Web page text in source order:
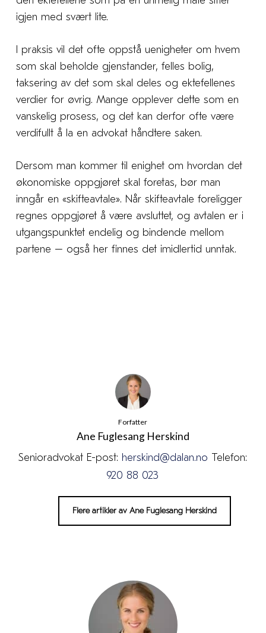
igjen med svært lite.
I praksis vil det ofte oppstå uenigheter om hvem
som skal beholde gjenstander, felles bolig,
taksering av det som skal deles og ektefellenes
verdier for øvrig. Mange opplever dette som en
vanskelig prosess, og det kan derfor ofte være
verdifullt å la en advokat håndtere saken.
Dersom man kommer til enighet om hvordan det
økonomiske oppgjøret skal foretas, bør man
inngår en «skifteavtale». Når skifteavtale foreligger
regnes oppgjøret å være avsluttet, og avtalen er i
utgangspunktet endelig og bindende mellom
partene – også her finnes det imidlertid unntak.
Forfatter
Ane Fuglesang Herskind
Senioradvokat E-post: herskind@dalan.no Telefon:
920 88 023
Flere artikler av Ane Fuglesang Herskind